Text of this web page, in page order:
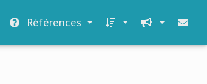
Références